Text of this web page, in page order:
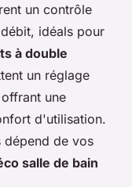
un contrôle
idéals pour
à double
un réglage
une
d'utilisation.
dépend de vos
salle de bain